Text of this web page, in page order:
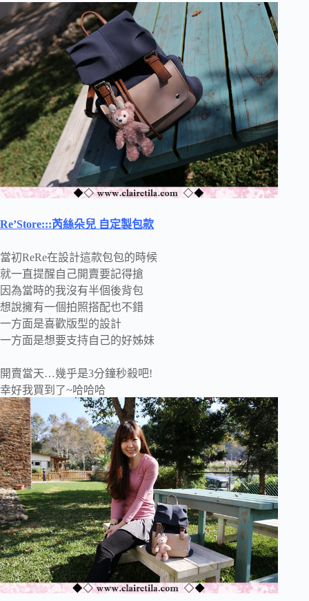
Re’Store:::芮絲朵兒 自定製包款
當初ReRe在設計這款包包的時候
就一直提醒自己開賣要記得搶
因為當時的我沒有半個後背包
想說擁有一個拍照搭配也不錯
一方面是喜歡版型的設計
一方面是想要支持自己的好姊妹
開賣當天…幾乎是3分鐘秒殺吧!
幸好我買到了~哈哈哈